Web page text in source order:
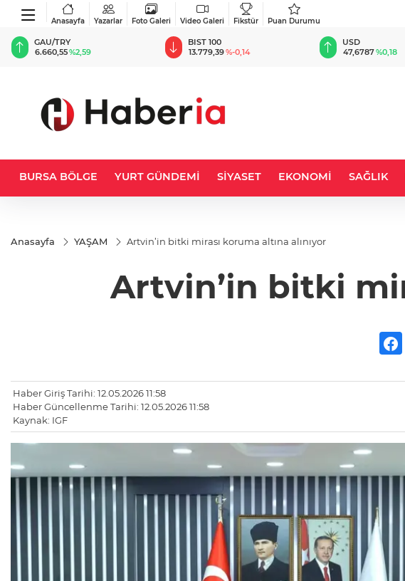
Anasayfa Yazarlar Foto Galeri Video Galeri Fikstür Puan Durumu
BIST 100
13.779,39%-0,14
USD
47,6787%0,18
EUR
55,1254%0,32
BURSA BÖLGE YURT GÜNDEMİ SİYASET EKONOMİ SAĞLIK
Anasayfa YAŞAM Artvin’in bitki mirası koruma altına alınıyor
Artvin’in bitki
Haber Giriş Tarihi: 12.05.2026 11:58
Haber Güncellenme Tarihi: 12.05.2026 11:58
Kaynak: IGF